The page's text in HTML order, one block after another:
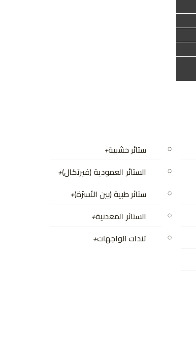
ستائر خشبية+
الستائر العمودية (فيرتكال)+
ستائر طبية (بين الأسرّة)+
الستائر المعدنية+
تندات الواجهات+